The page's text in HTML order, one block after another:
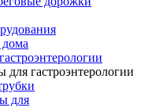
дома
гастроэнтерологии
для